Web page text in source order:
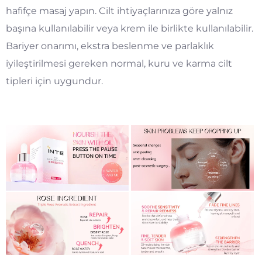
hafifçe masaj yapın. Cilt ihtiyaçlarınıza göre yalnız
başına kullanılabilir veya krem ile birlikte kullanılabilir.
Bariyer onarımı, ekstra beslenme ve parlaklık
iyileştirilmesi gereken normal, kuru ve karma cilt
tipleri için uygundur.